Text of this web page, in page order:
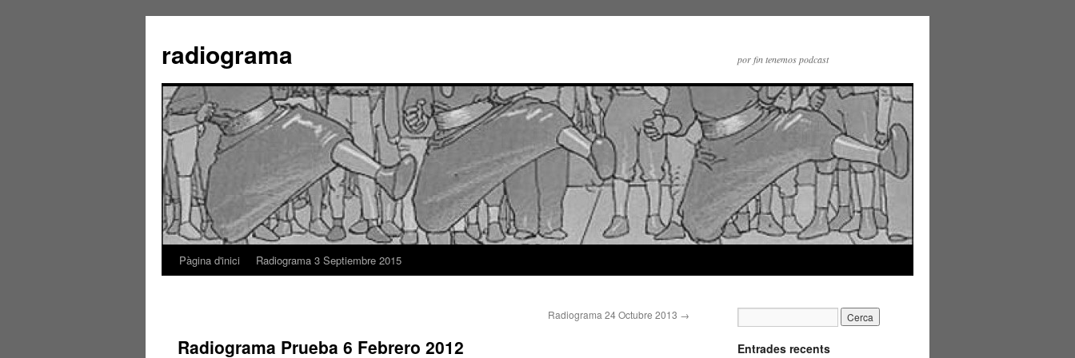
radiograma por fin tenemos podcast
VésPàgina d'inici Radiograma 3 Septiembre 2015
Radiograma 24 Octubre 2013 →
Radiograma Prueba 6 Febrero 2012 Entrades recents